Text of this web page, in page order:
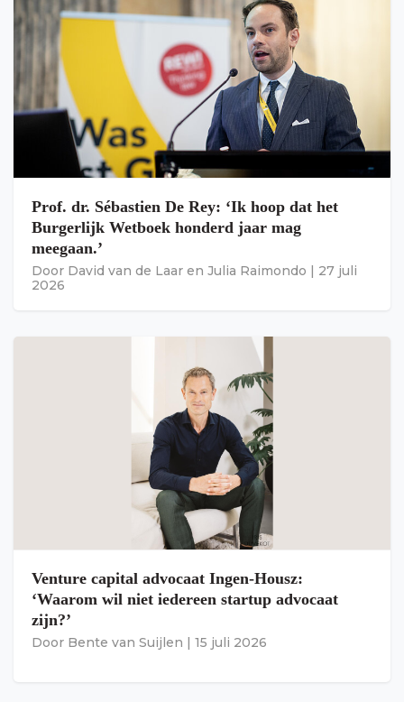
Prof. dr. Sébastien De Rey: ‘Ik hoop dat het
Burgerlijk Wetboek honderd jaar mag
meegaan.’
Door David van de Laar en Julia Raimondo | 27 juli
2026
Venture capital advocaat Ingen-Housz:
‘Waarom wil niet iedereen startup advocaat
zijn?’
Door Bente van Suijlen | 15 juli 2026